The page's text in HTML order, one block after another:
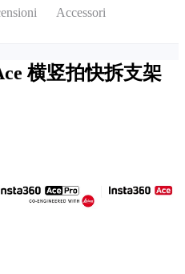
Accessori
横竖拍快拆支架